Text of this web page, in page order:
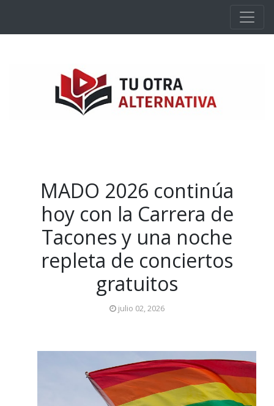
MADO 2026 continúa
hoy con la Carrera de
Tacones y una noche
repleta de conciertos
gratuitos
julio 02, 2026